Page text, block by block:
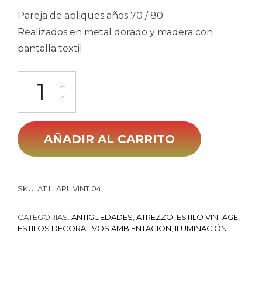
Pareja de apliques años 70 / 80
Realizados en metal dorado y madera con
pantalla textil
AÑADIR AL CARRITO
SKU: AT IL APL VINT 04
CATEGORÍAS: ANTIGÜEDADES ATREZZO ESTILO VINTAGE
ESTILOS DECORATIVOS AMBIENTACIÓN ILUMINACIÓN